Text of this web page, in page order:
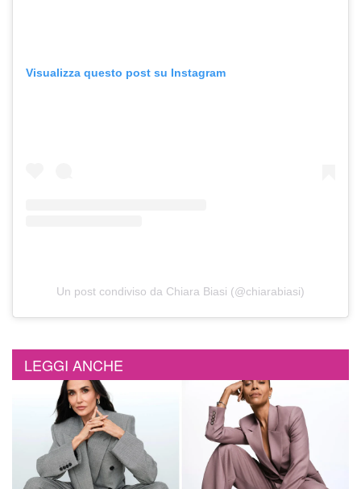
Visualizza questo post su Instagram
Un post condiviso da Chiara Biasi (@chiarabiasi)
LEGGI ANCHE